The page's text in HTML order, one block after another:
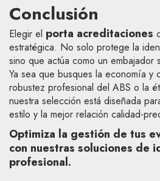
Conclusión
Elegir el porta acreditaciones
estratégica. No solo protege la
sino que actúa como un embajador
Ya sea que busques la economía y
robustez profesional del ABS o la
nuestra selección está diseñada
estilo y la mejor relación calidad-
Optimiza la gestión de tus
con nuestras soluciones de
profesional.